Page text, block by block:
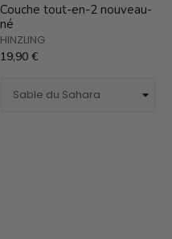
Couche tout-en-2 nouveau-
né
HINZLING
19,90 €